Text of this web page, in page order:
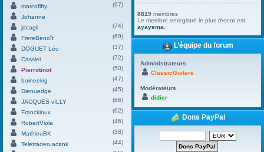
marcofifty
(67)
Johanne
jdcagli
(74)
FrereBenoît
(69)
DOGUET Léo
(37)
Cassiel
(72)
Pierrotinot
(50)
boineekig
(47)
Dienuedge
(45)
JACQUES vILLY
(66)
Franckinux
(62)
RobertViola
(46)
MathieuBK
(38)
Teletraderuacank
(44)
8819 membres
Le membre enregistré le plus récent est
ayayema
L’équipe du forum
Administrateurs
ClassicGuitare
Modérateurs
didier
Dons PayPal